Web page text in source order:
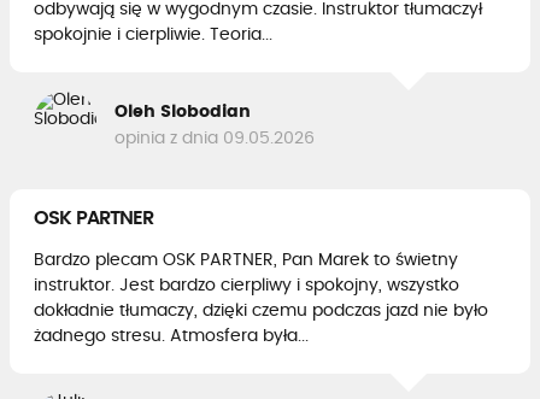
odbywają się w wygodnym czasie. Instruktor tłumaczył
spokojnie i cierpliwie. Teoria...
Oleh Slobodian
opinia z dnia 09.05.2026
OSK PARTNER
Bardzo plecam OSK PARTNER, Pan Marek to świetny
instruktor. Jest bardzo cierpliwy i spokojny, wszystko
dokładnie tłumaczy, dzięki czemu podczas jazd nie było
żadnego stresu. Atmosfera była...